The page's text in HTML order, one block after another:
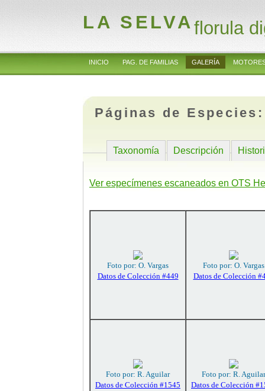
LA SELVAflorula
INICIO PAG. DE FAMILIAS GALERÍA
Páginas de
Taxonomía Descripción
Ver especímenes escaneados en OTS
Foto por: O. Vargas
Datos de Colección #449
Foto por: O. Vargas
Datos de Colección
Foto por: R. Aguilar
Datos de Colección #1545
Foto por: R. Aguilar
Datos de Colección